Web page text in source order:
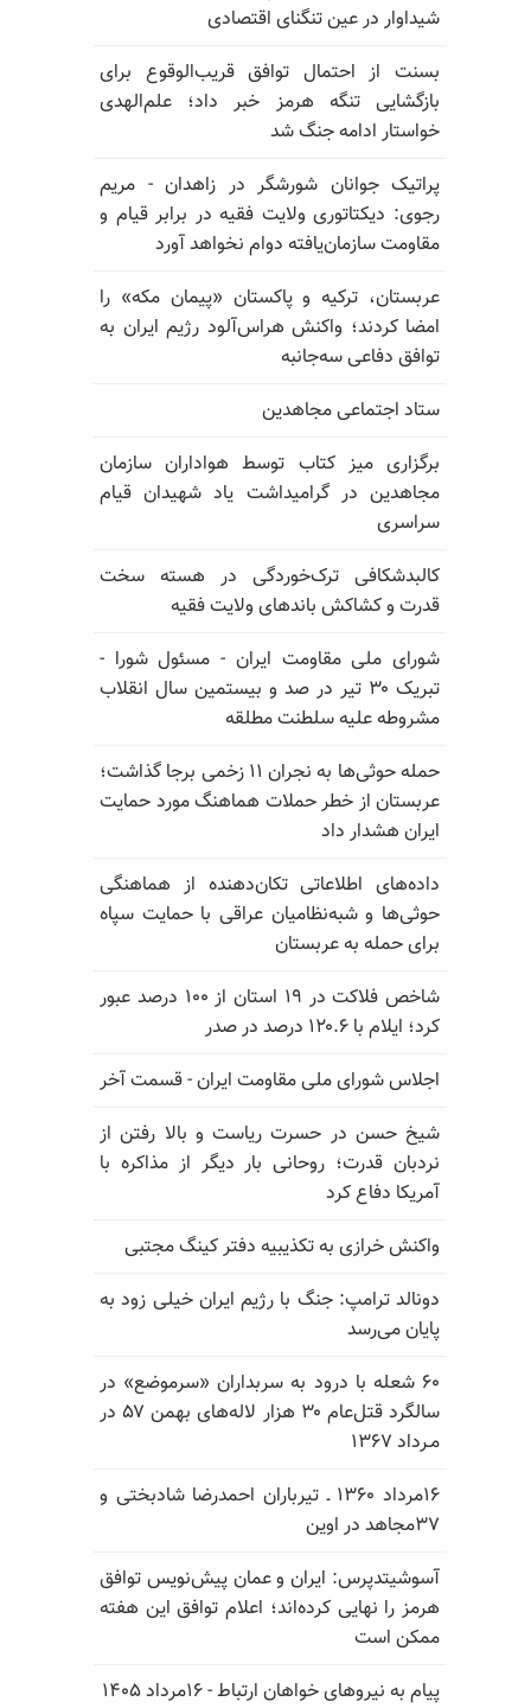
شیداوار در عین تنگنای اقتصادی
بسنت از احتمال توافق قریب‌الوقوع برای
بازگشایی تنگه هرمز خبر داد؛ علم‌الهدی
خواستار ادامه جنگ شد
پراتیک جوانان شورشگر در زاهدان - مریم
رجوی: دیکتاتوری ولایت فقیه در برابر قیام و
مقاومت سازمان‌یافته دوام نخواهد آورد
عربستان، ترکیه و پاکستان «پیمان مکه» را
امضا کردند؛ واکنش هراس‌آلود رژیم ایران به
توافق دفاعی سه‌جانبه
ستاد اجتماعی مجاهدین
برگزاری میز کتاب توسط هواداران سازمان
مجاهدین در گرامیداشت یاد شهیدان قیام
سراسری
کالبدشکافی ترک‌خوردگی در هسته سخت
قدرت و کشاکش باندهای ولایت فقیه
شورای ملی مقاومت ایران - مسئول شورا -
تبریک ۳۰ تیر در صد و بیستمین سال انقلاب
مشروطه علیه سلطنت مطلقه
حمله حوثی‌ها به نجران ۱۱ زخمی برجا گذاشت؛
عربستان از خطر حملات هماهنگ مورد حمایت
ایران هشدار داد
داده‌های اطلاعاتی تکان‌دهنده از هماهنگی
حوثی‌ها و شبه‌نظامیان عراقی با حمایت سپاه
برای حمله به عربستان
شاخص فلاکت در ۱۹ استان از ۱۰۰ درصد عبور
کرد؛ ایلام با ۱۲۰.۶ درصد در صدر
اجلاس شورای ملی مقاومت ایران - قسمت آخر
شیخ حسن در حسرت ریاست و بالا رفتن از
نردبان قدرت؛ روحانی بار دیگر از مذاکره با
آمریکا دفاع کرد
واکنش خرازی به تکذیبیه دفتر کینگ مجتبی
دونالد ترامپ: جنگ با رژیم ایران خیلی زود به
پایان می‌رسد
۶۰ شعله با درود به سربداران «سرموضع» در
سالگرد قتل‌عام ۳۰ هزار لاله‌های بهمن ۵۷ در
مـرداد ۱۳۶۷
۱۶مرداد ۱۳۶۰ ـ تیرباران احمدرضا شادبختی و
۳۷مجاهد در اوین
آسوشیتدپرس: ایران و عمان پیش‌نویس توافق
هرمز را نهایی کرده‌اند؛ اعلام توافق این هفته
ممکن است
پیام به نیروهای خواهان ارتباط - ۱۶مرداد ۱۴۰۵